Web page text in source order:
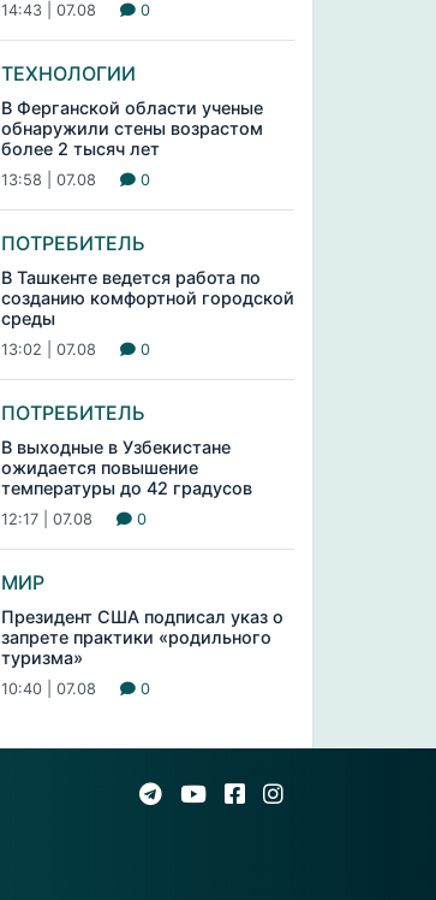
14:43 | 07.08 0
ТЕХНОЛОГИИ
В Ферганской области ученые
обнаружили стены возрастом
более 2 тысяч лет
13:58 | 07.08 0
ПОТРЕБИТЕЛЬ
В Ташкенте ведется работа по
созданию комфортной городской
среды
13:02 | 07.08 0
ПОТРЕБИТЕЛЬ
В выходные в Узбекистане
ожидается повышение
температуры до 42 градусов
12:17 | 07.08 0
МИР
Президент США подписал указ о
запрете практики «родильного
туризма»
10:40 | 07.08 0